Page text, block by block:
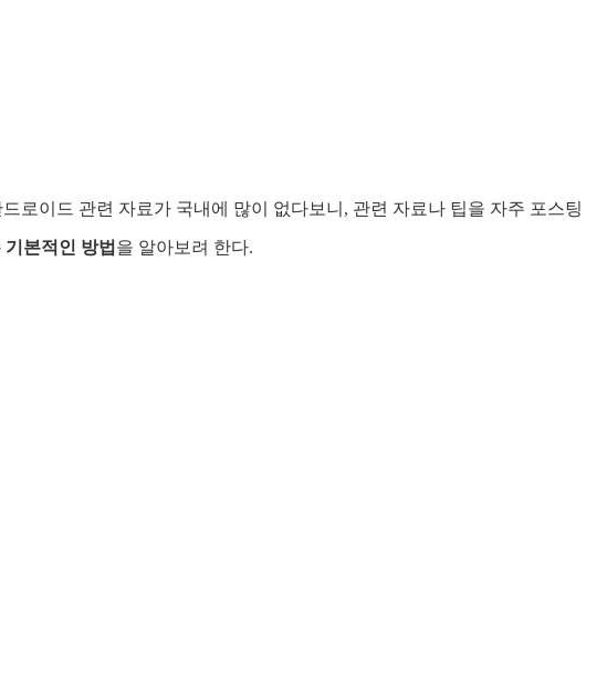
로이드 관련 자료가 국내에 많이 없다보니, 관련 자료나 팁을 자주 포스팅
본적인 방법 을 알아보려 한다.